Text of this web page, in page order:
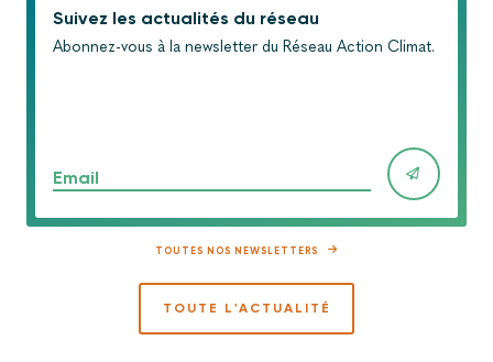
Suivez les actualités du réseau
Abonnez-vous à la newsletter du Réseau Action Climat.
Email
TOUTES NOS NEWSLETTERS
TOUTE L'ACTUALITÉ